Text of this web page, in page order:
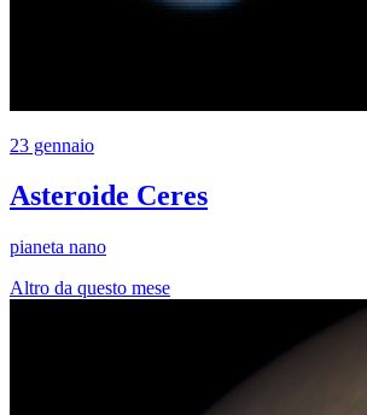
23 gennaio
Asteroide Ceres
pianeta nano
Altro da questo mese